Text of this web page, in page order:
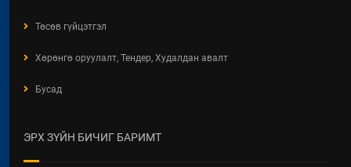
Төсөв гүйцэтгэл
Хөрөнгө оруулалт, Тендер, Худалдан авалт
Бусад
ЭРХ ЗҮЙН БИЧИГ БАРИМТ